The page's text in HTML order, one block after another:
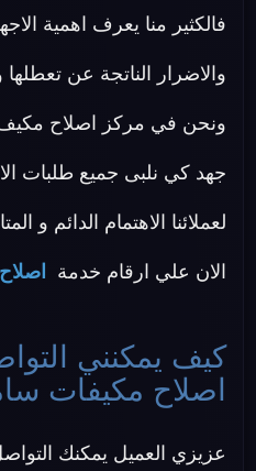
فالكثير منا يعرف اهمية
والاضرار الناتجة عن تعطلها
ونحن في مركز اصلاح
جهد كي نلبى جميع طلبات
لعملائنا الاهتمام الدائم و
الان علي ارقام خدمة
كيف يمكنني
اصلاح مكيفات
عزيزي العميل يمكنك